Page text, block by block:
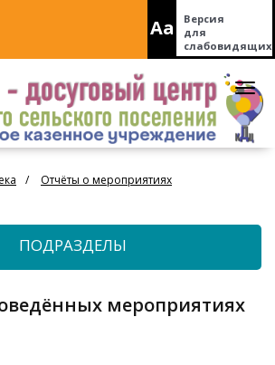
Aa
Версия
для
слабовидящих
Отчёты о мероприятиях
ПОДРАЗДЕЛЫ
мероприятиях